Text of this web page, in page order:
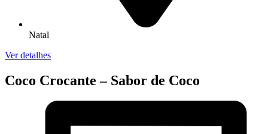
Natal
Ver detalhes
Coco Crocante – Sabor de Coco